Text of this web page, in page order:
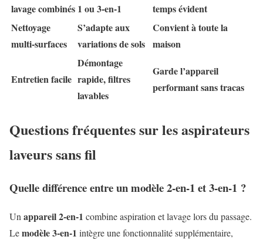
lavage combinés 1 ou 3-en-1
temps évident
Nettoyage
multi-surfaces
S’adapte aux
variations de sols
Convient à toute la
maison
Entretien facile
Démontage
rapide, filtres
lavables
Garde l’appareil
performant sans tracas
Questions fréquentes sur les aspirateurs
laveurs sans fil
Quelle différence entre un modèle 2-en-1 et 3-en-1 ?
Un appareil 2-en-1 combine aspiration et lavage lors du passage.
Lemodèle 3-en-1 intègre une fonctionnalité supplémentaire,